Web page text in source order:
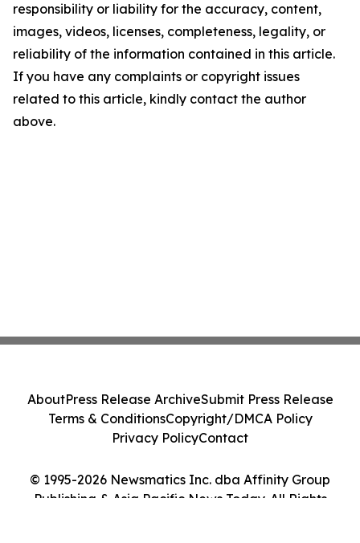
responsibility or liability for the accuracy, content,
images, videos, licenses, completeness, legality, or
reliability of the information contained in this article.
If you have any complaints or copyright issues
related to this article, kindly contact the author
above.
© 1995-2026 Newsmatics Inc. dba Affinity Group
Publishing & Asia Pacific News Today. All Rights
AboutPress Release ArchiveSubmit Press Release
Terms & ConditionsCopyright/DMCA Policy
Privacy PolicyContact